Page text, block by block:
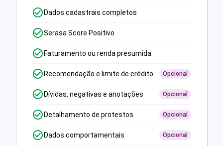
Dados cadastrais completos
Serasa Score Positivo
Faturamento ou renda presumida
Recomendação e limite de crédito Opcional
Dívidas, negativas e anotações Opcional
Detalhamento de protestos Opcional
Dados comportamentais Opcional